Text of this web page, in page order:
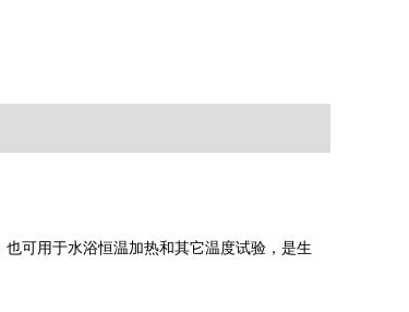
可用于水浴恒温加热和其它温度试验，是生